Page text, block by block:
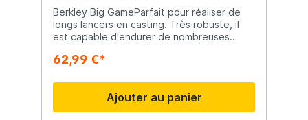
Berkley Big GameParfait pour réaliser de
longs lancers en casting. Très robuste, il
est capable d'endurer de nombreuses
résistance aux chocs Robuste Conçu pour
62,99 €*
Ajouter au panier